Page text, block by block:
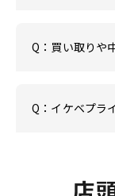
Q：買い取りや
Q：イケベプラ